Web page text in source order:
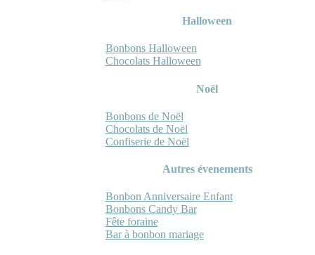
Halloween
Bonbons Halloween
Chocolats Halloween
Noël
Bonbons de Noël
Chocolats de Noël
Confiserie de Noël
Autres évenements
Bonbon Anniversaire Enfant
Bonbons Candy Bar
Fête foraine
Bar à bonbon mariage